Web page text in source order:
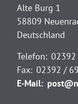
Alte Burg 1
58809
Deutschland
Telefon:
Fax: 02392 /
E-Mail: